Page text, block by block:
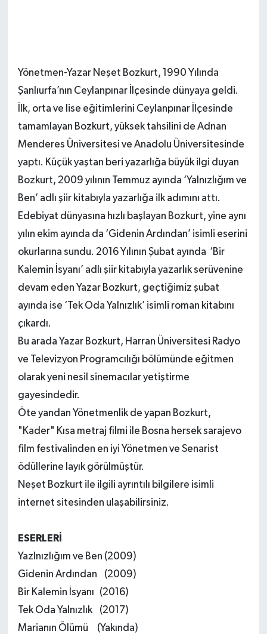
Yönetmen-Yazar Neşet Bozkurt, 1990 Yılında
Şanlıurfa’nın Ceylanpınar İlçesinde dünyaya geldi.
İlk, orta ve lise eğitimlerini Ceylanpınar İlçesinde
tamamlayan Bozkurt, yüksek tahsilini de Adnan
Menderes Üniversitesi ve Anadolu Üniversitesinde
yaptı. Küçük yaştan beri yazarlığa büyük ilgi duyan
Bozkurt, 2009 yılının Temmuz ayında ‘Yalnızlığım ve
Ben’ adlı şiir kitabıyla yazarlığa ilk adımını attı.
Edebiyat dünyasına hızlı başlayan Bozkurt, yine aynı
yılın ekim ayında da ‘Gidenin Ardından’ isimli eserini
okurlarına sundu. 2016 Yılının Şubat ayında ‘Bir
Kalemin İsyanı’ adlı şiir kitabıyla yazarlık serüvenine
devam eden Yazar Bozkurt, geçtiğimiz şubat
ayında ise ‘Tek Oda Yalnızlık’ isimli roman kitabını
çıkardı.
Bu arada Yazar Bozkurt, Harran Üniversitesi Radyo
ve Televizyon Programcılığı bölümünde eğitmen
olarak yeni nesil sinemacılar yetiştirme
gayesindedir.
Öte yandan Yönetmenlik de yapan Bozkurt,
"Kader" Kısa metraj filmi ile Bosna hersek sarajevo
film festivalinden en iyi Yönetmen ve Senarist
ödüllerine layık görülmüştür.
Neşet Bozkurt ile ilgili ayrıntılı bilgilere isimli
internet sitesinden ulaşabilirsiniz.
ESERLERİ
Yazlnızlığım ve Ben (2009)
Gidenin Ardından
(2009)
Bir Kalemin İsyanı
(2016)
Tek Oda Yalnızlık
(2017)
Marianın Ölümü
(Yakında)